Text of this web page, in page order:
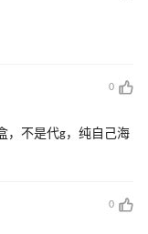
0
，不是代g，纯自己海
0